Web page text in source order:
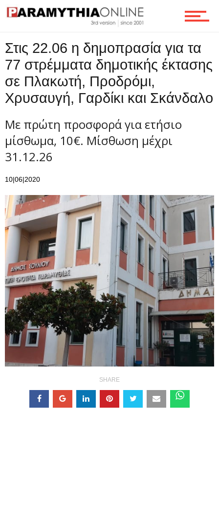
Επικοινωνία
Στις 22.06 η δημοπρασία για τα
77 στρέμματα δημοτικής έκτασης
σε Πλακωτή, Προδρόμι,
Χρυσαυγή, Γαρδίκι και Σκάνδαλο
Με πρώτη προσφορά για ετήσιο
μίσθωμα, 10€. Μίσθωση μέχρι
31.12.26
10|06|2020
SHARE